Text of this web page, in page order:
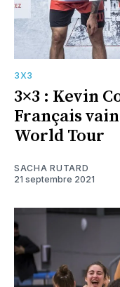
3X3
3×3 : Kevin
Français
World Tour
SACHA RUTARD
21 septembre 2021